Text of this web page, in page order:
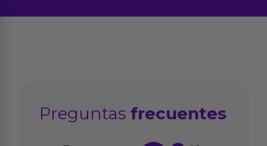
Preguntasfrecuentes